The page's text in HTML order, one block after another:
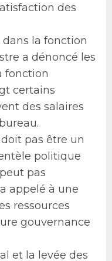
des
la fonction
a dénoncé les
fonction
certains
des salaires
pas être un
politique
pas
appelé à une
ressources
gouvernance
et la levée des